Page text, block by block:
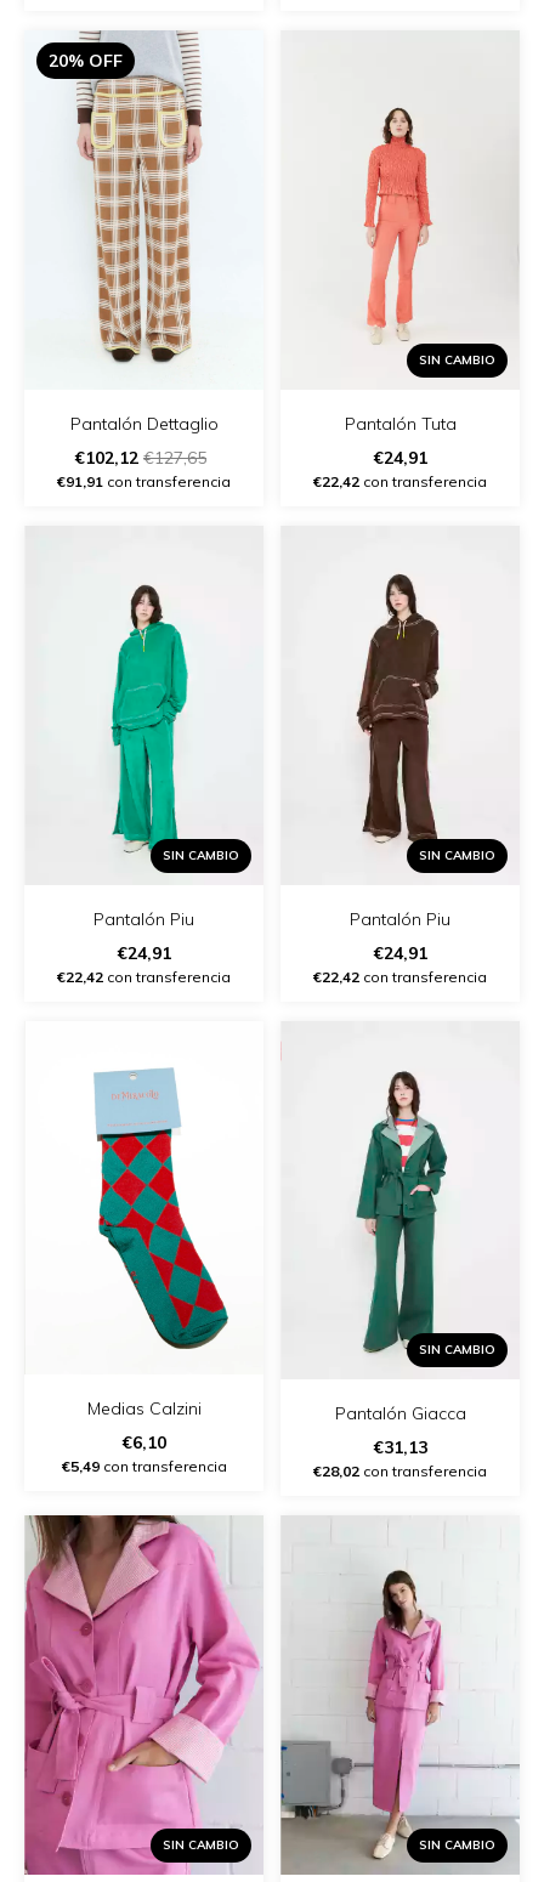
20% OFF
Pantalón Dettaglio
€102,12 €127,65
€91,91 con transferencia
SIN CAMBIO
Pantalón Tuta
€24,91
€22,42 con transferencia
SIN CAMBIO
Pantalón Piu
€24,91
€22,42 con transferencia
SIN CAMBIO
Pantalón Piu
€24,91
€22,42 con transferencia
Medias Calzini
€6,10
€5,49con transferencia
SIN CAMBIO
Pantalón Giacca
€31,13
€28,02 con transferencia
SIN CAMBIO SIN CAMBIO